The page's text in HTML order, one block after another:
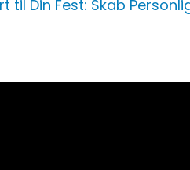
til Din Fest: Skab